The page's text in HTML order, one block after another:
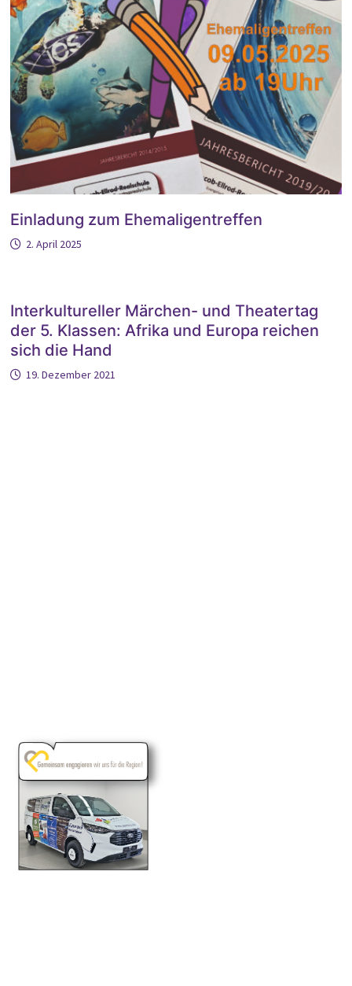
Einladung zum Ehemaligentreffen
2. April 2025
Interkultureller Märchen- und Theatertag
der 5. Klassen: Afrika und Europa reichen
sich die Hand
19. Dezember 2021